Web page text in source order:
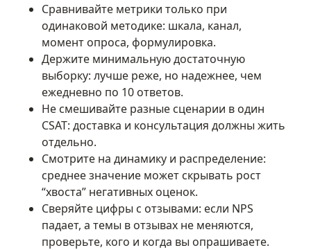
Сравнивайте метрики только при
одинаковой методике: шкала, канал,
момент опроса, формулировка.
Держите минимальную достаточную
выборку: лучше реже, но надежнее, чем
ежедневно по 10 ответов.
Не смешивайте разные сценарии в один
CSAT: доставка и консультация должны жить
отдельно.
Смотрите на динамику и распределение:
среднее значение может скрывать рост
“хвоста” негативных оценок.
Сверяйте цифры с отзывами: если NPS
падает, а темы в отзывах не меняются,
проверьте, кого и когда вы опрашиваете.